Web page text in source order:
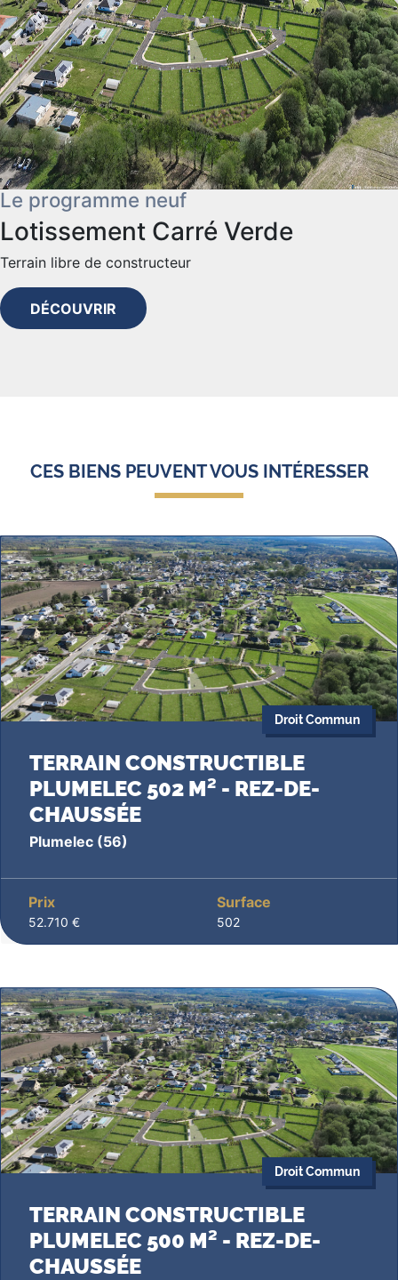
Le programme neuf
Lotissement Carré Verde
Terrain libre de constructeur
DÉCOUVRIR
CES BIENS PEUVENT VOUS INTÉRESSER
Droit Commun
TERRAIN CONSTRUCTIBLE
PLUMELEC 502 M² - REZ-DE-
CHAUSSÉE
Plumelec (56)
Prix
52.710 €
Surface
502
Droit Commun
TERRAIN CONSTRUCTIBLE
PLUMELEC 500 M² - REZ-DE-
CHAUSSÉE